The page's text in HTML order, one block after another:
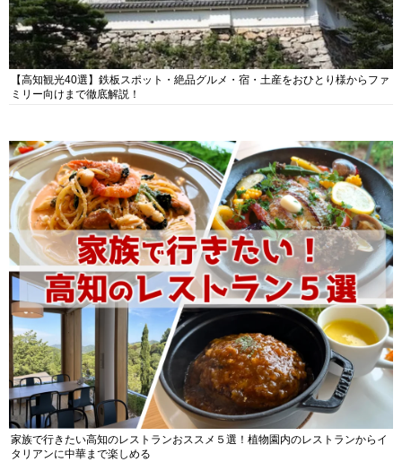
【高知観光40選】鉄板スポット・絶品グルメ・宿・土産をおひとり様からファ
ミリー向けまで徹底解説！
家族で行きたい高知のレストランおススメ５選！植物園内のレストランからイ
タリアンに中華まで楽しめる